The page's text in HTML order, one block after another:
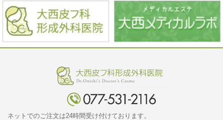
ネットでのご注文は24時間受け付けております。